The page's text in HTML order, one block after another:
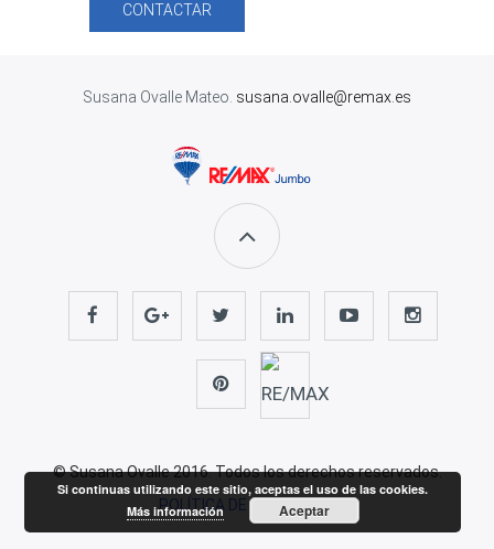
CONTACTAR
Susana Ovalle Mateo. susana.ovalle@remax.es
© Susana Ovalle 2016. Todos los derechos reservados.
POLÍTICA DE PRIVACIDAD
Si continuas utilizando este sitio, aceptas el uso de las cookies.
Más información
Aceptar